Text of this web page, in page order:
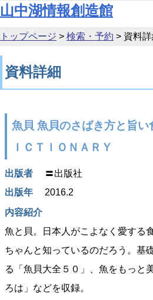
本文へ移動
山中湖情報創造館
トップページ > 検索・予約 > 資料
資料詳細
魚貝 魚貝のさばき方と旨
ＩＣＴＩＯＮＡＲＹ
出版者
〓出版社
出版年
2016.2
内容紹介
魚と貝。日本人がこよなく愛する
ちゃんと知っているのだろう。基
る「魚貝大全５０」、魚をもっと
ろは」などを収録。